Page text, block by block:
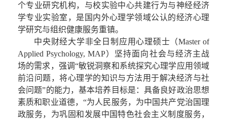
个专业研究机构，与校实验中心共建行为与神经经济
学专业实验室，是国内外心理学领域公认的经济心理
学研究与组织健康服务重镇。
中央财经大学非全日制应用心理硕士（Master of
Applied Psychology, MAP）坚持面向社会与经济主战
场的需求，强调“敏锐洞察和系统探究心理学应用领域
前沿问题，将心理学的知识与方法用于解决经济与社
会问题”的能力，基本培养目标是：具备良好政治思想
素质和职业道德，“为人民服务，为中国共产党治国理
政服务，为巩固和发展中国特色社会主义制度服务，